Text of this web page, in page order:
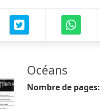
Océans
Nombre de pages: